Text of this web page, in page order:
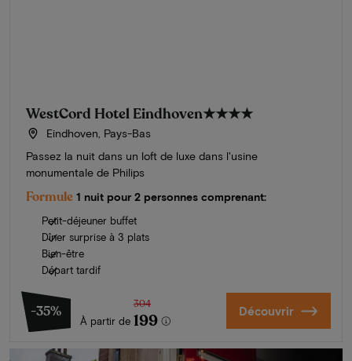
WestCord Hotel Eindhoven★★★★
Eindhoven, Pays-Bas
Passez la nuit dans un loft de luxe dans l'usine
monumentale de Philips
Formule 1 nuit pour 2 personnes comprenant:
Petit-déjeuner buffet
Dîner surprise à 3 plats
Bien-être
Départ tardif
-35%
À partir de
304
199 Découvrir